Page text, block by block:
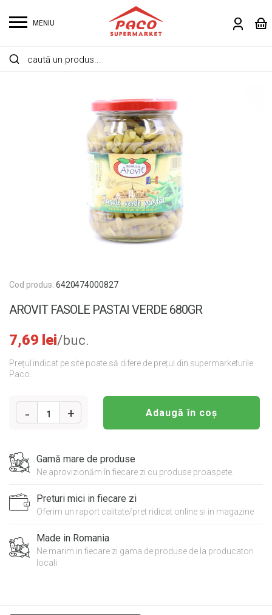
MENIU
Cod produs: 6420474000827
AROVIT FASOLE PASTAI VERDE 680GR
7,69 lei/buc.
Prețul indicat pe site poate să difere de prețul din supermarketurile
Paco.
1
FASOLE
PASTAI
680GR
Adaugă în coș
Gamă mare de produse
Ne aprovizionăm în fiecare zi cu produse proaspete.
Preturi mici in fiecare zi
Oferim un raport calitate/pret ridicat online si in magazine
Made in Romania
Ne marim in fiecare zi gama de produse de la producatori
locali